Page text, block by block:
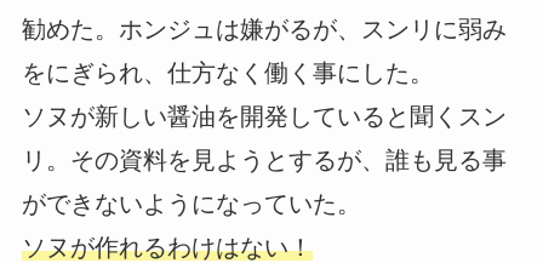
勧めた。ホンジュは嫌がるが、スンリに弱み
をにぎられ、仕方なく働く事にした。
ソヌが新しい醤油を開発していると聞くスン
リ。その資料を見ようとするが、誰も見る事
ができないようになっていた。
ソヌが作れるわけはない！